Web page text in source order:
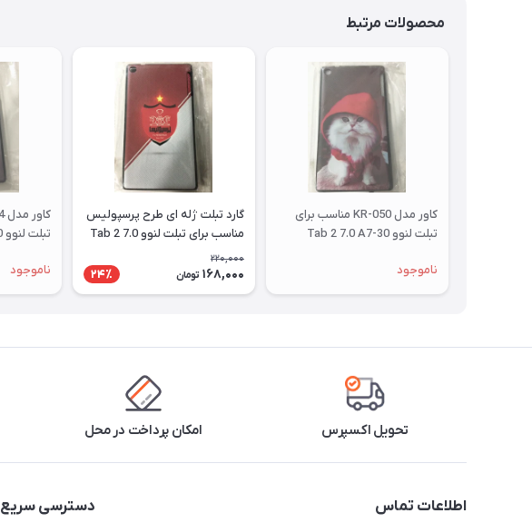
محصولات مرتبط
کاور مدل KR-050 مناسب برای
تبلت لنوو Tab 2 7.0 A7-30
ناموجود
گارد تبلت ژله ای طرح پرسپولیس
مناسب برای تبلت لنوو Tab 2 7.0
A7-30
220,000
168,000 تومان 24٪
تبلت لنوو Tab 2 7.0 A7-30
ناموجود
تحویل اکسپرس امکان پرداخت در محل
اطلاعات تماس دسترسی سریع